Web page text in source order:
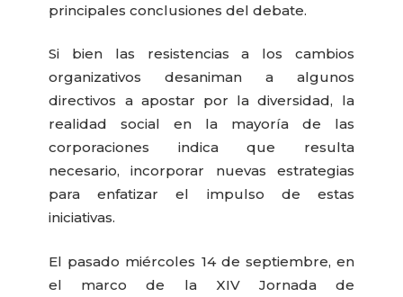
principales conclusiones del debate.
Si bien las resistencias a los cambios
organizativos desaniman a algunos
directivos a apostar por la diversidad, la
realidad social en la mayoría de las
corporaciones indica que resulta
necesario, incorporar nuevas estrategias
para enfatizar el impulso de estas
iniciativas.
El pasado miércoles 14 de septiembre, en
el marco de la XIV Jornada de